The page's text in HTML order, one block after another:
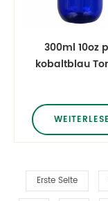
300ml 10oz
kobaltblau
Erste Seite